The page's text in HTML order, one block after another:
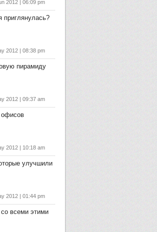
2012 | 06:09 pm
приглянулась?
2012 | 08:38 pm
пирамиду
2012 | 09:37 am
офисов
2012 | 10:18 am
улучшили
2012 | 01:44 pm
всеми этими